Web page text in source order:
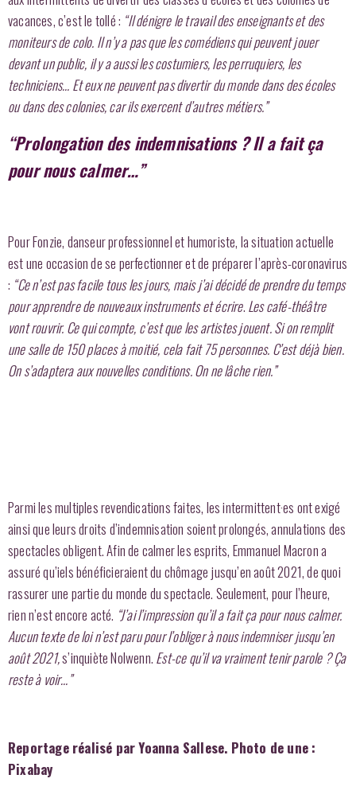
vacances, c’est le tollé : “Il dénigre le travail des enseignants et des
moniteurs de colo. Il n’y a pas que les comédiens qui peuvent jouer
devant un public, il y a aussi les costumiers, les perruquiers, les
techniciens… Et eux ne peuvent pas divertir du monde dans des écoles
ou dans des colonies, car ils exercent d’autres métiers.”
“Prolongation des indemnisations ? Il a fait ça
pour nous calmer…”
Pour Fonzie, danseur professionnel et humoriste, la situation actuelle
est une occasion de se perfectionner et de préparer l’après-coronavirus
: “Ce n’est pas facile tous les jours, mais j’ai décidé de prendre du temps
pour apprendre de nouveaux instruments et écrire. Les café-théâtre
vont rouvrir. Ce qui compte, c’est que les artistes jouent. Si on remplit
une salle de 150 places à moitié, cela fait 75 personnes. C’est déjà bien.
On s’adaptera aux nouvelles conditions. On ne lâche rien.”
Parmi les multiples revendications faites, les intermittent·es ont exigé
ainsi que leurs droits d’indemnisation soient prolongés, annulations des
spectacles obligent. Afin de calmer les esprits, Emmanuel Macron a
assuré qu’iels bénéficieraient du chômage jusqu’en août 2021, de quoi
rassurer une partie du monde du spectacle. Seulement, pour l’heure,
rien n’est encore acté. “J’ai l’impression qu’il a fait ça pour nous calmer.
Aucun texte de loi n’est paru pour l’obliger à nous indemniser jusqu’en
août 2021,s’inquiète Nolwenn. Est-ce qu’il va vraiment tenir parole ? Ça
reste à voir…”
Reportage réalisé par Yoanna Sallese. Photo de une :
Pixabay